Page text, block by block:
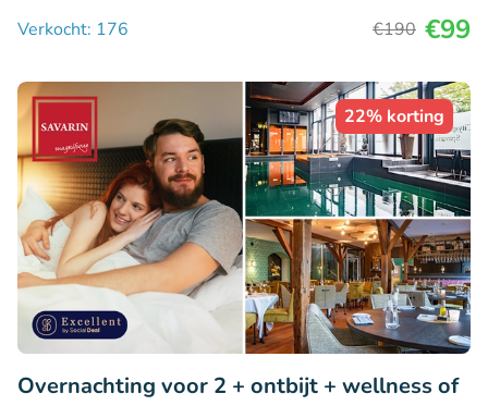
Verkocht: 176
€190 €99
22% korting
Overnachting voor 2 + ontbijt + wellness of